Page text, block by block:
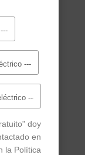
doy
en
la Política